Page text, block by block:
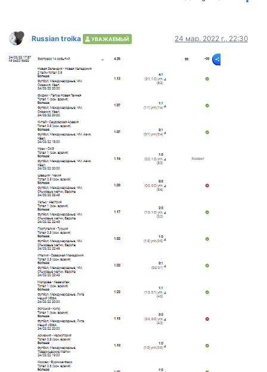
Russian troika УВАЖАЕМЫЙ 24 мар. 2022 г., 22:30